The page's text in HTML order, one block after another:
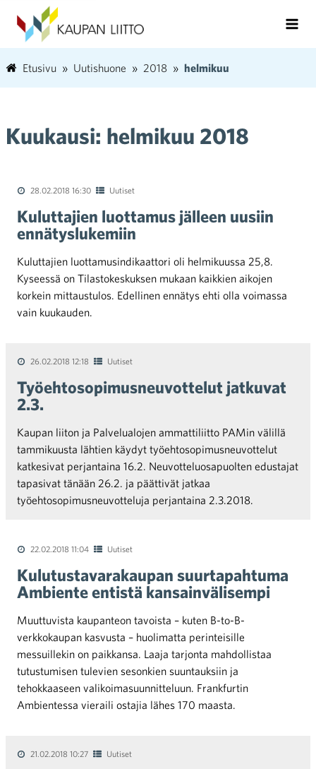
Etusivu Uutishuone 2018 helmikuu
Kuukausi: helmikuu 2018
28.02.2018 16:30 Uutiset
Kuluttajien luottamus jälleen uusiin
ennätyslukemiin
Kuluttajien luottamusindikaattori oli helmikuussa 25,8.
Kyseessä on Tilastokeskuksen mukaan kaikkien aikojen
korkein mittaustulos. Edellinen ennätys ehti olla voimassa
vain kuukauden.
26.02.2018 12:18 Uutiset
Työehtosopimusneuvottelut jatkuvat
2.3.
Kaupan liiton ja Palvelualojen ammattiliitto PAMin välillä
tammikuusta lähtien käydyt työehtosopimusneuvottelut
katkesivat perjantaina 16.2. Neuvotteluosapuolten edustajat
tapasivat tänään 26.2. ja päättivät jatkaa
työehtosopimusneuvotteluja perjantaina 2.3.2018.
22.02.2018 11:04 Uutiset
Kulutustavarakaupan suurtapahtuma
Ambiente entistä kansainvälisempi
Muuttuvista kaupanteon tavoista – kuten B-to-B-
verkkokaupan kasvusta – huolimatta perinteisille
messuillekin on paikkansa. Laaja tarjonta mahdollistaa
tutustumisen tulevien sesonkien suuntauksiin ja
tehokkaaseen valikoimasuunnitteluun. Frankfurtin
Ambientessa vieraili ostajia lähes 170 maasta.
21.02.2018 10:27 Uutiset